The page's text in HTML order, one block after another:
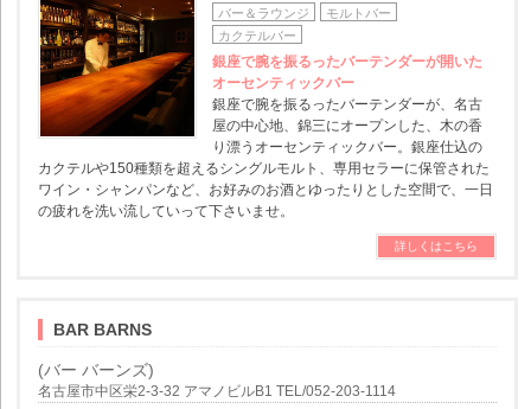
バー＆ラウンジ
モルトバー
カクテルバー
銀座で腕を振るったバーテンダーが開いた
オーセンティックバー
銀座で腕を振るったバーテンダーが、名古
屋の中心地、錦三にオープンした、木の香
り漂うオーセンティックバー。銀座仕込の
カクテルや150種類を超えるシングルモルト、専用セラーに保管された
ワイン・シャンパンなど、お好みのお酒とゆったりとした空間で、一日
の疲れを洗い流していって下さいませ。
詳しくはこちら
BAR BARNS
(バー バーンズ)
名古屋市中区栄2-3-32 アマノビルB1 TEL/052-203-1114